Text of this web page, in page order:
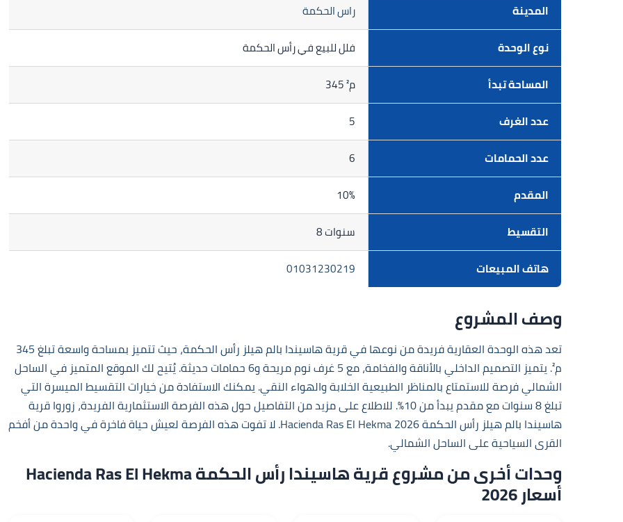
المدينة
راس الحكمة
نوع الوحدة
فلل للبيع في رأس الحكمة
المساحة تبدأ
345 م²
عدد الغرف
5
عدد الحمامات
6
المقدم
10%
التقسيط
8 سنوات
هاتف المبيعات
01031230219
وصف المشروع
تعد هذه الوحدة العقارية فريدة من نوعها في قرية هاسيندا بالم هيلز رأس الحكمة، حيث تتميز بمساحة واسعة تبلغ 345
م². يتميز التصميم الداخلي بالأناقة والفخامة، مع 5 غرف نوم مريحة و6 حمامات حديثة. يُتيح لك الموقع المتميز في الساحل
الشمالي فرصة للاستمتاع بالمناظر الطبيعية الخلابة والهواء النقي. يمكنك الاستفادة من خيارات التقسيط الميسرة التي
تبلغ 8 سنوات مع مقدم يبدأ من 10%. للاطلاع على مزيد من التفاصيل حول هذه الفرصة الاستثمارية الفريدة، زوروا
قرية
هاسيندا بالم هيلز رأس الحكمة 2026 Hacienda Ras El Hekma
. لا تفوت هذه الفرصة لعيش حياة فاخرة في واحدة من أفخم
القرى السياحية على الساحل الشمالي.
وحدات أخرى من مشروع قرية هاسيندا رأس الحكمة Hacienda Ras El Hekma
أسعار 2026